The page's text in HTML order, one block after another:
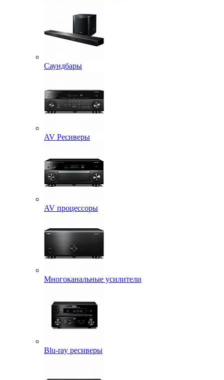
Саундбары
AV Ресиверы
AV процессоры
Многоканальные усилители
Blu-ray ресиверы